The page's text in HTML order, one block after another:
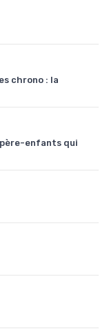
chrono : la
père-enfants qui